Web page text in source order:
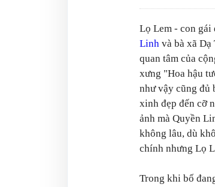
Lọ Lem - con gái
Linh và bà xã Dạ
quan tâm của
xưng "Hoa hậu
như vậy cũng đủ
xinh đẹp đến cỡ
ảnh mà Quyền
không lâu, dù
chính nhưng Lọ
Trong khi bố